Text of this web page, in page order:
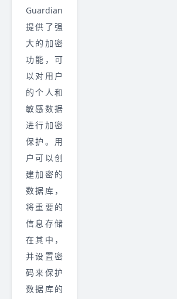
Guardian
提供了强
大的加密
功能，可
以对用户
的个人和
敏感数据
进行加密
保护。用
户可以创
建加密的
数据库，
将重要的
信息存储
在其中，
并设置密
码来保护
数据库的